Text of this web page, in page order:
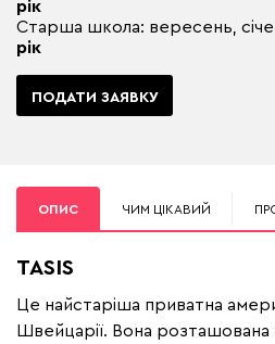
рік
Старша школа: вересень,
рік
ПОДАТИ ЗАЯВКУ
ОПИС ЧИМ ЦІКАВИЙ
TASIS
Це найстаріша приватна
Швейцарії. Вона розташована